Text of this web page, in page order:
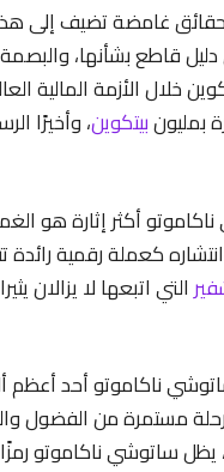
غامضة تضيف إلى
قاطع بشأنها،
خلال الأزمة المالية
بمليونبيتكوين، وأخيرًا
أكثر إثارة هو
كعملة رقمية
التي اتبعها لا يزالان
ناكاموتو أحد أعظم
مستمرة من الفضول
يظل ساتوشي ناكاموتو